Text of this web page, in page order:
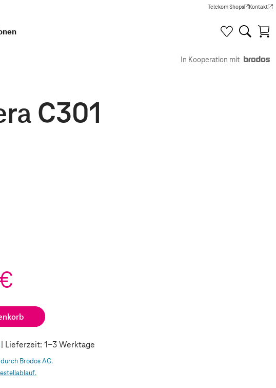
Telekom Shops
(Wird in einem neuen Tab
Kontakt
(Wird in
In Kooperation mit
C301
| Lieferzeit: 1-3 Werktage
Brodos AG.